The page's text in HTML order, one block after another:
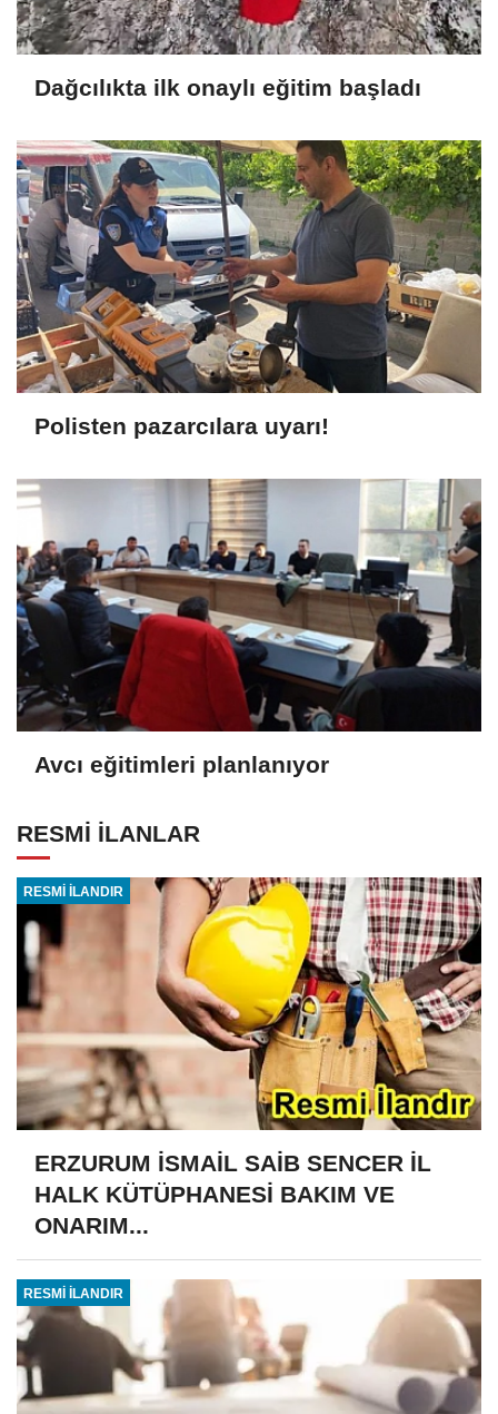
Dağcılıkta ilk onaylı eğitim başladı
Polisten pazarcılara uyarı!
Avcı eğitimleri planlanıyor
RESMİ İLANLAR
RESMİ İLANDIR
ERZURUM İSMAİL SAİB SENCER İL
HALK KÜTÜPHANESİ BAKIM VE
ONARIM...
RESMİ İLANDIR